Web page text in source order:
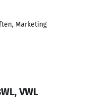
Marketing
VWL